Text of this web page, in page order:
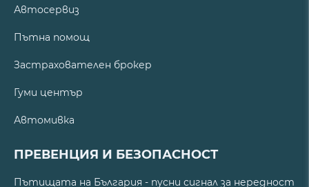
Автосервиз
Пътна помощ
Застрахователен брокер
Гуми център
Автомивка
ПРЕВЕНЦИЯ И БЕЗОПАСНОСТ
Пътищата на България - пусни сигнал за нередност